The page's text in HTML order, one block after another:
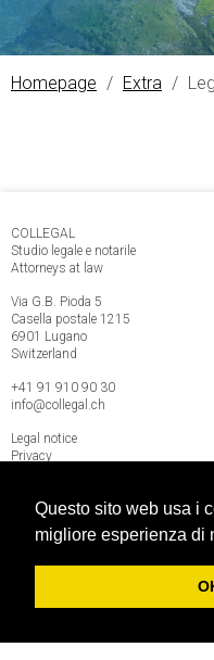
Questo sito web usa i
migliore esperienza di
Homepage / Extra /
COLLEGAL
Studio legale e notarile
Attorneys at law
Via G.B. Pioda 5
Casella postale 1215
6901 Lugano
Switzerland
+41 91 910 90 30
info@collegal.ch
Legal notice
Privacy